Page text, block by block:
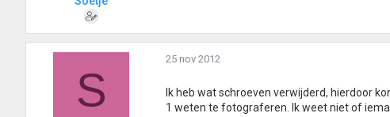
S
25 nov 2012
Ik heb wat schroeven verwijderd, hierdoor
1 weten te fotograferen. Ik weet niet of